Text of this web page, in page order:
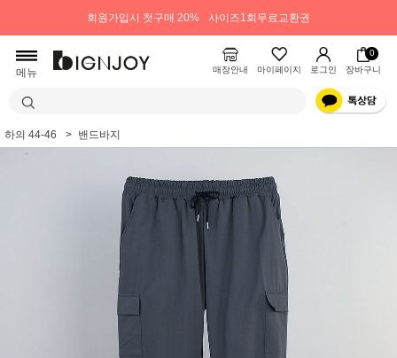
회원가입시 첫구매 20% 사이즈1회무료교환권
메뉴 매장안내 마이페이지 로그인
0
장바구니
하의 44-46 밴드바지